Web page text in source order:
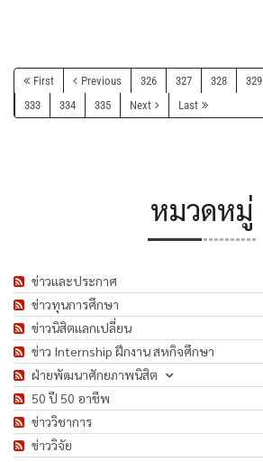
First Previous 326 327 328 329
333
334 335 Next Last
หมวดหมู่
ข่าวและประกาศ
ข่าวทุนการศึกษา
ข่าวนิสิตแลกเปลี่ยน
ข่าว Internship ฝึกงาน สหกิจศึกษา
ฝ่ายพัฒนาศักยภาพนิสิต
50 ปี 50 อาชีพ
ข่าววิชาการ
ข่าววิจัย